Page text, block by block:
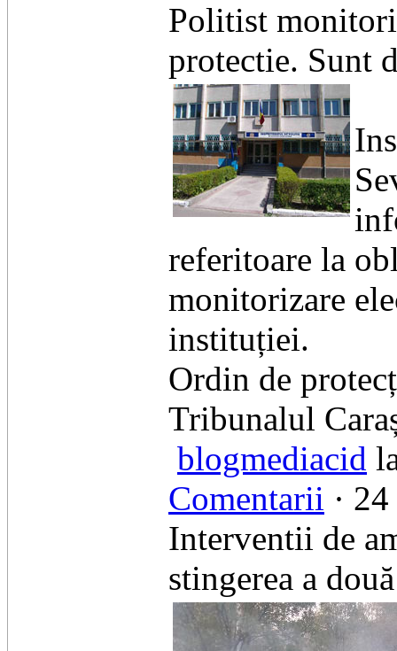
Politist
protectie. Sunt
referitoare la
monitorizare
instituției.
​Ordin de
​Tribunalul
blogmediacid
Comentarii ·
Interventii de
stingerea a